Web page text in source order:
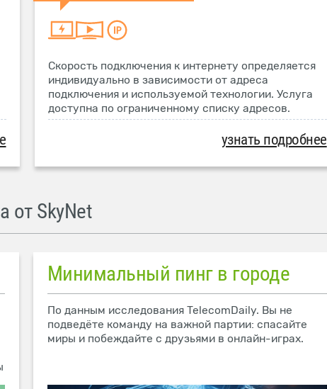
Скорость подключения к интернету определяется
индивидуально в зависимости от адреса
подключения и используемой технологии. Услуга
доступна по ограниченному списку адресов.
узнать подробнее
от SkyNet
Минимальный пинг в городе
По данным исследования TelecomDaily. Вы не
подведёте команду на важной партии: спасайте
миры и побеждайте с друзьями в онлайн-играх.